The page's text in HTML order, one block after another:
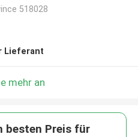
518028
Lieferant
mehr an
besten Preis für